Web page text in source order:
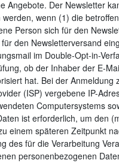
Angebote. Der Newsletter
wenn (1) die
Person sich für den
den Newsletterversand
im Double-Opt-in-
ob der Inhaber der
hat. Bei der Anmeldung
(ISP) vergebene IP-
Computersystems
ist erforderlich, um den
einem späteren Zeitpunkt
des für die Verarbeitung
personenbezogenen